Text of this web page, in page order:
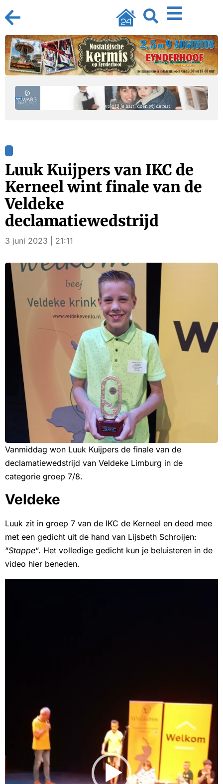
Luuk Kuijpers van IKC de
Kerneel wint finale van de
Veldeke
declamatiewedstrijd
3 juni 2023 | 21:11
Vanmiddag won Luuk Kuijpers de finale van de
declamatiewedstrijd van Veldeke Limburg in de
categorie groep 7/8.
Veldeke
Luuk zit in groep 7 van de IKC de Kerneel en deed mee
met een gedicht uit de hand van Lijsbeth Schroijen:
“Stappe“. Het volledige gedicht kun je beluisteren in de
video hier beneden.